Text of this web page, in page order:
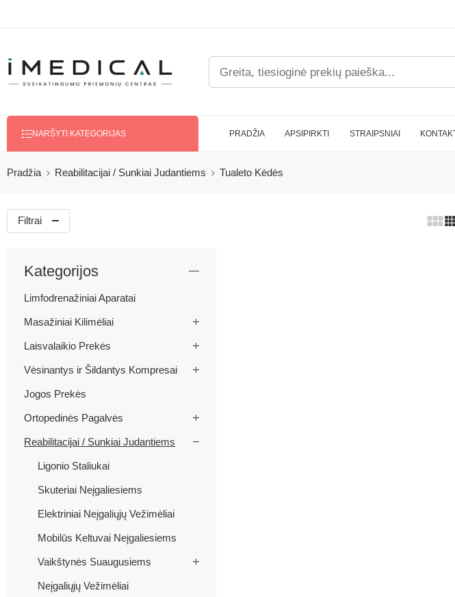
NARŠYTI KATEGORIJAS PRADŽIA APSIPIRKTI STRAIPSNIAI
Pradžia Reabilitacijai / Sunkiai Judantiems Tualeto Kėdės
Filtrai
Kategorijos
Limfodrenažiniai Aparatai
Masažiniai Kilimėliai
Laisvalaikio Prekės
Vėsinantys ir Šildantys Kompresai
Jogos Prekės
Ortopedinės Pagalvės
Reabilitacijai / Sunkiai Judantiems
Ligonio Staliukai
Skuteriai Neįgaliesiems
Elektriniai Neįgaliųjų Vežimėliai
Mobilūs Keltuvai Neįgaliesiems
Vaikštynės Suaugusiems
Neįgaliųjų Vežimėliai